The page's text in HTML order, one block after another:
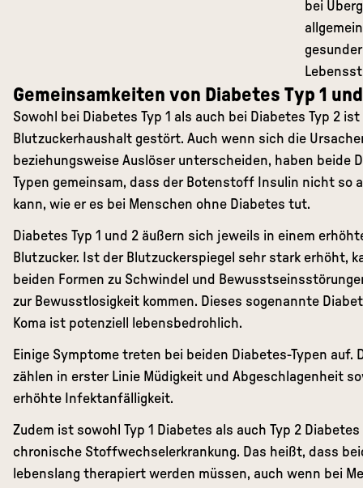
bei
allgemein
gesunder
Gemeinsamkeiten von Diabetes Typ 1
Sowohl bei Diabetes Typ 1 als auch bei Diabetes Typ 2 ist
Blutzuckerhaushalt gestört. Auch wenn sich die
beziehungsweise Auslöser unterscheiden, haben beide
Typen gemeinsam, dass der Botenstoff Insulin nicht so
kann, wie er es bei Menschen ohne Diabetes tut.
Diabetes Typ 1 und 2 äußern sich jeweils in einem
Blutzucker. Ist der Blutzuckerspiegel sehr stark erhöht,
beiden Formen zu Schwindel und
zur Bewusstlosigkeit kommen. Dieses sogenannte
Koma ist potenziell lebensbedrohlich.
Einige Symptome treten bei beiden Diabetes-Typen auf.
zählen in erster Linie Müdigkeit und Abgeschlagenheit
erhöhte Infektanfälligkeit.
Zudem ist sowohl Typ 1 Diabetes als auch Typ 2 Diabetes
chronische Stoffwechselerkrankung. Das heißt, dass
lebenslang therapiert werden müssen, auch wenn bei